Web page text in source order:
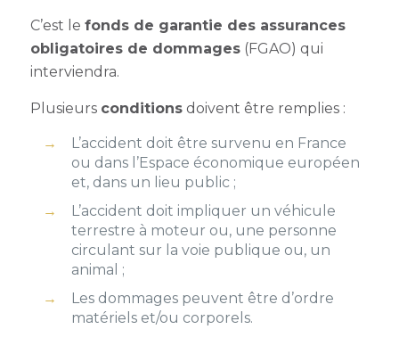
C’est le fonds de garantie des assurances
obligatoires de dommages(FGAO) qui
interviendra.
Plusieurs conditionsdoivent être remplies :
L’accident doit être survenu en France
ou dans l’Espace économique européen
et, dans un lieu public ;
L’accident doit impliquer un véhicule
terrestre à moteur ou, une personne
circulant sur la voie publique ou, un
animal ;
Les dommages peuvent être d’ordre
matériels et/ou corporels.